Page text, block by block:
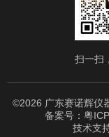
扫一扫
©2026 广东赛诺辉仪
备案号：粤
技术支